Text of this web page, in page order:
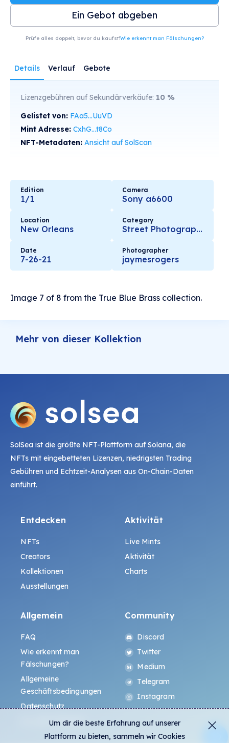
Ein Gebot abgeben
Prüfe alles doppelt, bevor du kaufst!Wie erkennt man Fälschungen?
Details Verlauf Gebote
Lizenzgebühren auf Sekundärverkäufe: 10 %
Gelistet von: FAa5...UuVD
Mint Adresse: CxhG...t8Co
NFT-Metadaten: Ansicht auf SolScan
Edition
1/1
Camera
Sony a6600
Location
New Orleans
Category
Street Photography
Date
7-26-21
Photographer
jaymesrogers
Image 7 of 8 from the True Blue Brass collection.
Mehr von dieser Kollektion
SolSea ist die größte NFT-Plattform auf Solana, die
NFTs mit eingebetteten Lizenzen, niedrigsten Trading
Gebühren und Echtzeit-Analysen aus On-Chain-Daten
einführt.
Entdecken
NFTs
Creators
Kollektionen
Ausstellungen
Aktivität
Live Mints
Aktivität
Charts
Allgemein
FAQ
Wie erkennt man
Fälschungen?
Allgemeine
Geschäftsbedingungen
Datenschutz
ALL.ART Protocol
Community
Discord
Twitter
Medium
Telegram
Instagram
Um dir die beste Erfahrung auf unserer
Plattform zu bieten, sammeln wir Cookies